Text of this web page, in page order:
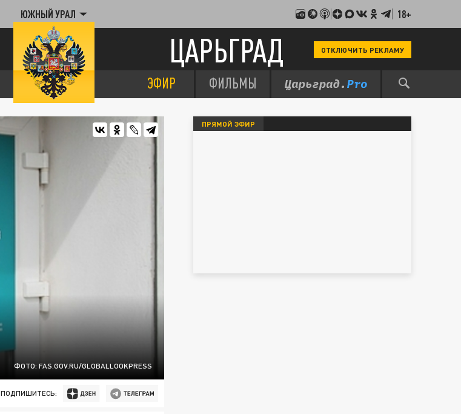
ЮЖНЫЙ УРАЛ 18+
ЦАРЬГРАД ОТКЛЮЧИТЬ РЕКЛАМУ
ЭФИР ФИЛЬМЫ
ФОТО: FAS.GOV.RU/GLOBALLOOKPRESS
ПОДПИШИТЕСЬ:
ПРЯМОЙ ЭФИР